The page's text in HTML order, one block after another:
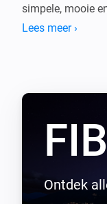
simpele, mooie
in en maak al je
Lees meer ›
Ontdek